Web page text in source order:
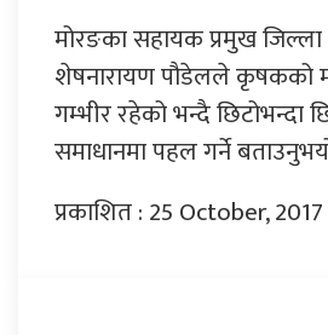
मोरङका सहायक प्रमुख जिल्ला
शेषनारायण पौडेलले कृषकको
गम्भीर रहेको भन्दै छिटोभन्दा
समाधानमा पहल गर्ने
प्रकाशित : 25 October, 2017